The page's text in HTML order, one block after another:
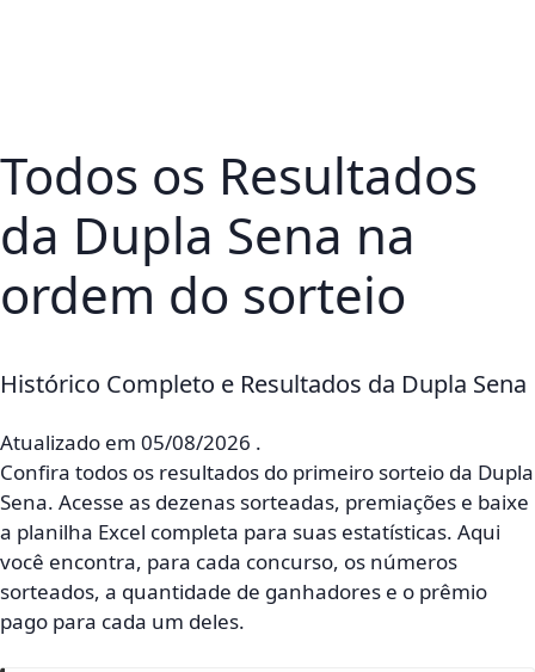
Todos os Resultados
da Dupla Sena na
ordem do sorteio
Histórico Completo e Resultados da Dupla Sena
Atualizado em 05/08/2026 .
Confira todos os resultados do primeiro sorteio da Dupla
Sena. Acesse as dezenas sorteadas, premiações e baixe
a planilha Excel completa para suas estatísticas. Aqui
você encontra, para cada concurso, os números
sorteados, a quantidade de ganhadores e o prêmio
pago para cada um deles.